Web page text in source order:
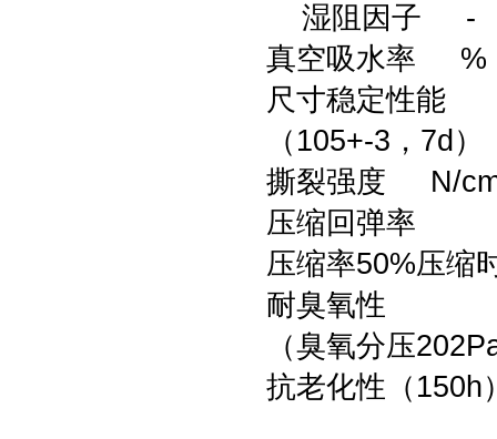
湿阻因子 -
真空吸水率
尺寸稳定性能
（105+-3，
撕裂强度 N/
压缩回弹率
压缩率50%压
耐臭氧性
（臭氧分压
抗老化性（